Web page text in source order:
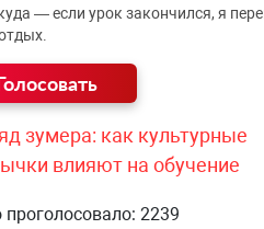
— если урок закончился, я
зумера: как культурные
влияют на обучение
проголосовало: 2239